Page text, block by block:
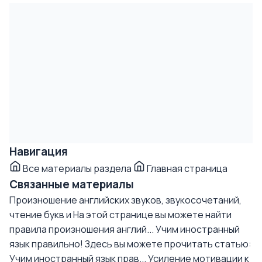
Навигация
Все материалы раздела Главная страница
Связанные материалы
Произношение английских звуков, звукосочетаний,
чтение букв иНа этой странице вы можете найти
правила произношения англий...Учим иностранный
язык правильно! Здесь вы можете прочитать статью:
Учим иностранный язык прав...Усиление мотивации к